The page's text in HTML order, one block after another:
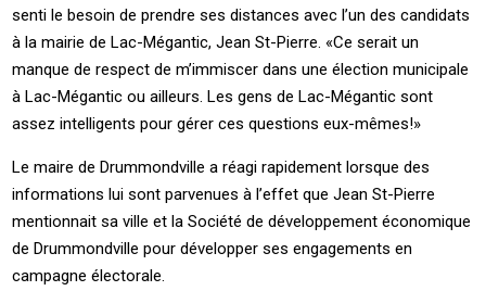
senti le besoin de prendre ses distances avec l’un des candidats
à la mairie de Lac-Mégantic, Jean St-Pierre. «Ce serait un
manque de respect de m’immiscer dans une élection municipale
à Lac-Mégantic ou ailleurs. Les gens de Lac-Mégantic sont
assez intelligents pour gérer ces questions eux-mêmes!»
Le maire de Drummondville a réagi rapidement lorsque des
informations lui sont parvenues à l’effet que Jean St-Pierre
mentionnait sa ville et la Société de développement économique
de Drummondville pour développer ses engagements en
campagne électorale.